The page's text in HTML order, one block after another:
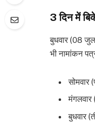
3 दिन में
बुधवार (08
भी नामांकन
सोमवार
मंगलवार
बुधवार